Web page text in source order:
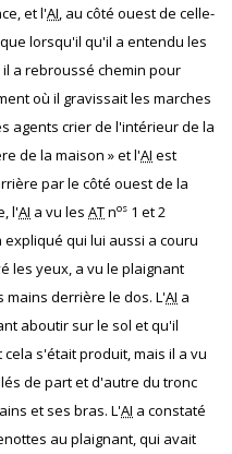
et l'AI, au côté ouest de celle-
lorsqu'il qu'il a entendu les
a rebroussé chemin pour
où il gravissait les marches
agents crier de l'intérieur de la
de la maison » et l'AI est
par le côté ouest de la
l'AI a vu les ATnos 1 et 2
expliqué qui lui aussi a couru
les yeux, a vu le plaignant
mains derrière le dos. L'AI a
aboutir sur le sol et qu'il
s'était produit, mais il a vu
de part et d'autre du tronc
et ses bras. L'AI a constaté
au plaignant, qui avait